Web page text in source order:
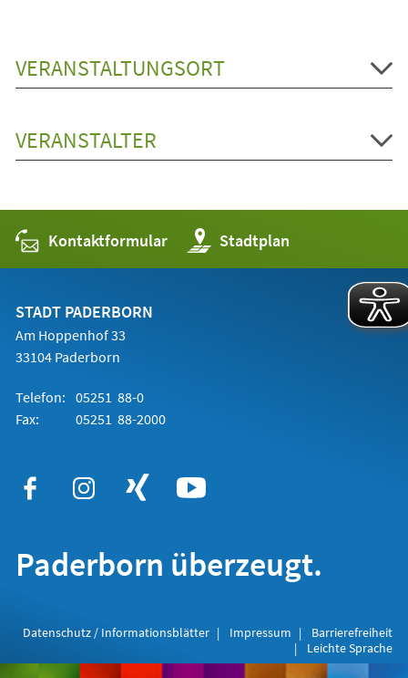
VERANSTALTUNGSORT
VERANSTALTER
Kontaktformular Stadtplan
(Öffnet
in
einem
STADT PADERBORN
Am Hoppenhof 33
33104 Paderborn
Telefon: 05251 88-0
Fax:
05251 88-2000
Paderborn überzeugt.
Datenschutz / Informationsblätter Impressum
Barrierefreiheit
Leichte Sprache